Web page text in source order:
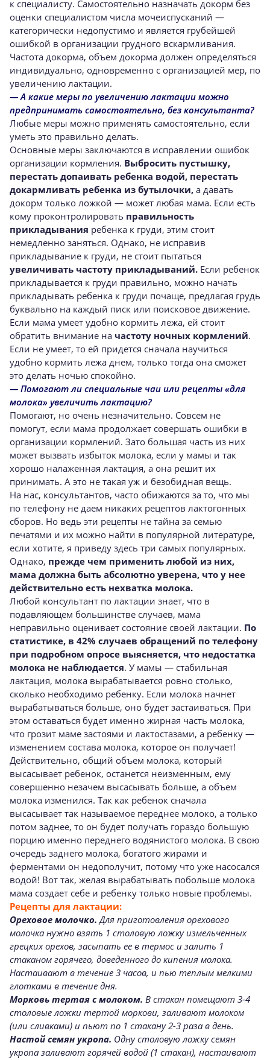
к специалисту. Самостоятельно назначать докорм без
оценки специалистом числа мочеиспусканий —
категорически недопустимо и является грубейшей
ошибкой в организации грудного вскармливания.
Частота докорма, объем докорма должен определяться
индивидуально, одновременно с организацией мер, по
увеличению лактации.
— А какие меры по увеличению лактации можно
предпринимать самостоятельно, без консультанта?
Любые меры можно применять самостоятельно, если
уметь это правильно делать.
Основные меры заключаются в исправлении ошибок
организации кормления. Выбросить пустышку,
перестать допаивать ребенка водой, перестать
докармливать ребенка из бутылочки, а давать
докорм только ложкой — может любая мама. Если есть
кому проконтролировать правильность
прикладывания ребенка к груди, этим стоит
немедленно заняться. Однако, не исправив
прикладывание к груди, не стоит пытаться
увеличивать частоту прикладываний. Если ребенок
прикладывается к груди правильно, можно начать
прикладывать ребенка к груди почаще, предлагая грудь
буквально на каждый писк или поисковое движение.
Если мама умеет удобно кормить лежа, ей стоит
обратить внимание на частоту ночных кормлений.
Если не умеет, то ей придется сначала научиться
удобно кормить лежа днем, только тогда она сможет
это делать ночью спокойно.
— Помогают ли специальные чаи или рецепты «для
молока» увеличить лактацию?
Помогают, но очень незначительно. Совсем не
помогут, если мама продолжает совершать ошибки в
организации кормлений. Зато большая часть из них
может вызвать избыток молока, если у мамы и так
хорошо налаженная лактация, а она решит их
принимать. А это не такая уж и безобидная вещь.
На нас, консультантов, часто обижаются за то, что мы
по телефону не даем никаких рецептов лактогонных
сборов. Но ведь эти рецепты не тайна за семью
печатями и их можно найти в популярной литературе,
если хотите, я приведу здесь три самых популярных.
Однако, прежде чем применить любой из них,
мама должна быть абсолютно уверена, что у нее
действительно есть нехватка молока.
Любой консультант по лактации знает, что в
подавляющем большинстве случаев, мама
неправильно оценивает состояние своей лактации. По
статистике, в 42% случаев обращений по телефону
при подробном опросе выясняется, что недостатка
молока не наблюдается. У мамы — стабильная
лактация, молока вырабатывается ровно столько,
сколько необходимо ребенку. Если молока начнет
вырабатываться больше, оно будет застаиваться. При
этом оставаться будет именно жирная часть молока,
что грозит маме застоями и лактостазами, а ребенку —
изменением состава молока, которое он получает!
Действительно, общий объем молока, который
высасывает ребенок, останется неизменным, ему
совершенно незачем высасывать больше, а объем
молока изменился. Так как ребенок сначала
высасывает так называемое переднее молоко, а только
потом заднее, то он будет получать гораздо большую
порцию именно переднего водянистого молока. В свою
очередь заднего молока, богатого жирами и
ферментами он недополучит, потому что уже насосался
водой! Вот так, желая вырабатывать побольше молока
мама создает себе и ребенку только новые проблемы.
Рецепты для лактации:
Ореховое молочко. Для приготовления орехового
молочка нужно взять 1 столовую ложку измельченных
грецких орехов, засыпать ее в термос и залить 1
стаканом горячего, доведенного до кипения молока.
Настаивают в течение 3 часов, и пью теплым мелкими
глотками в течение дня.
Морковь тертая с молоком. В стакан помещают 3-4
столовые ложки тертой моркови, заливают молоком
(или сливками) и пьют по 1 стакану 2-3 раза в день.
Настой семян укропа. Одну столовую ложку семян
укропа заливают горячей водой (1 стакан), настаивают